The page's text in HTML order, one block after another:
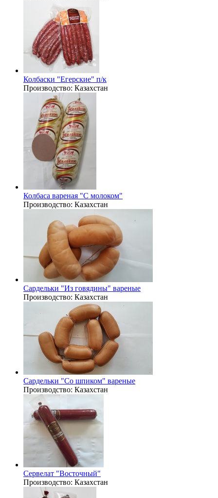
Колбаски "Егерские" п/к
Производство: Казахстан
Колбаса вареная "С молоком"
Производство: Казахстан
Сардельки "Из говядины" вареные
Производство: Казахстан
Сардельки "Со шпиком" вареные
Производство: Казахстан
Сервелат "Восточный"
Производство: Казахстан